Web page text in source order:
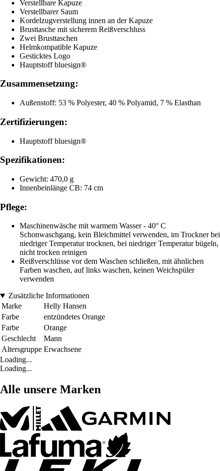
Verstellbare Kapuze
Verstellbarer Saum
Kordelzugverstellung innen an der Kapuze
Brusttasche mit sicherem Reißverschluss
Zwei Brusttaschen
Helmkompatible Kapuze
Gesticktes Logo
Hauptstoff bluesign®
Zusammensetzung:
Außenstoff: 53 % Polyester, 40 % Polyamid, 7 % Elasthan
Zertifizierungen:
Hauptstoff bluesign®
Spezifikationen:
Gewicht: 470,0 g
Innenbeinlänge CB: 74 cm
Pflege:
Maschinenwäsche mit warmem Wasser - 40° C
Schonwaschgang, kein Bleichmittel verwenden, im Trockner bei
niedriger Temperatur trocknen, bei niedriger Temperatur bügeln,
nicht trocken reinigen
Reißverschlüsse vor dem Waschen schließen, mit ähnlichen
Farben waschen, auf links waschen, keinen Weichspüler
verwenden
Zusätzliche Informationen
Marke
Helly Hansen
Farbe
entzündetes Orange
Farbe
Orange
Geschlecht
Mann
Altersgruppe Erwachsene
Loading...
Loading...
Alle unsere Marken